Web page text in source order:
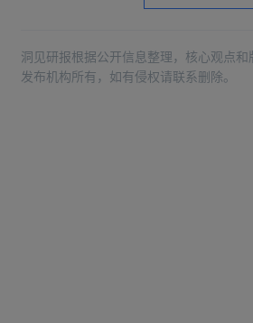
洞见研报根据公开信息整理，核心观点和
发布机构所有，如有侵权请联系删除。